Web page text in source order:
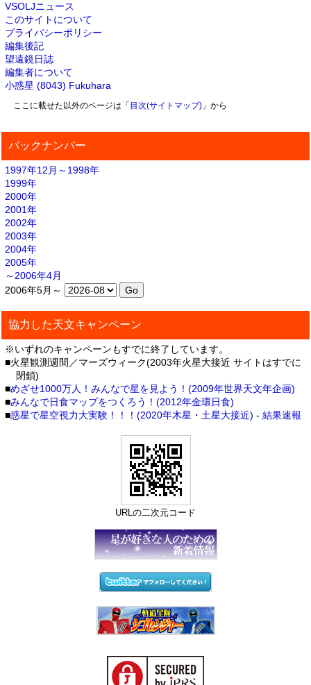
VSOLJニュース
このサイトについて
プライバシーポリシー
編集後記
望遠鏡日誌
編集者について
小惑星 (8043) Fukuhara
ここに載せた以外のページは「 目次(サイトマップ)」から
バックナンバー
1997年12月～1998年
1999年
2000年
2001年
2002年
2003年
2004年
2005年
～2006年4月
2006年5月～
協力した天文キャンペーン
※いずれのキャンペーンもすでに終了しています。
■火星観測週間／マーズウィーク(2003年火星大接近 サイトはすでに
閉鎖)
■めざせ1000万人！みんなで星を見よう！(2009年世界天文年企画)
■みんなで日食マップをつくろう！(2012年金環日食)
■惑星で星空視力大実験！！！(2020年木星・土星大接近) - 結果速報
URLの二次元コード